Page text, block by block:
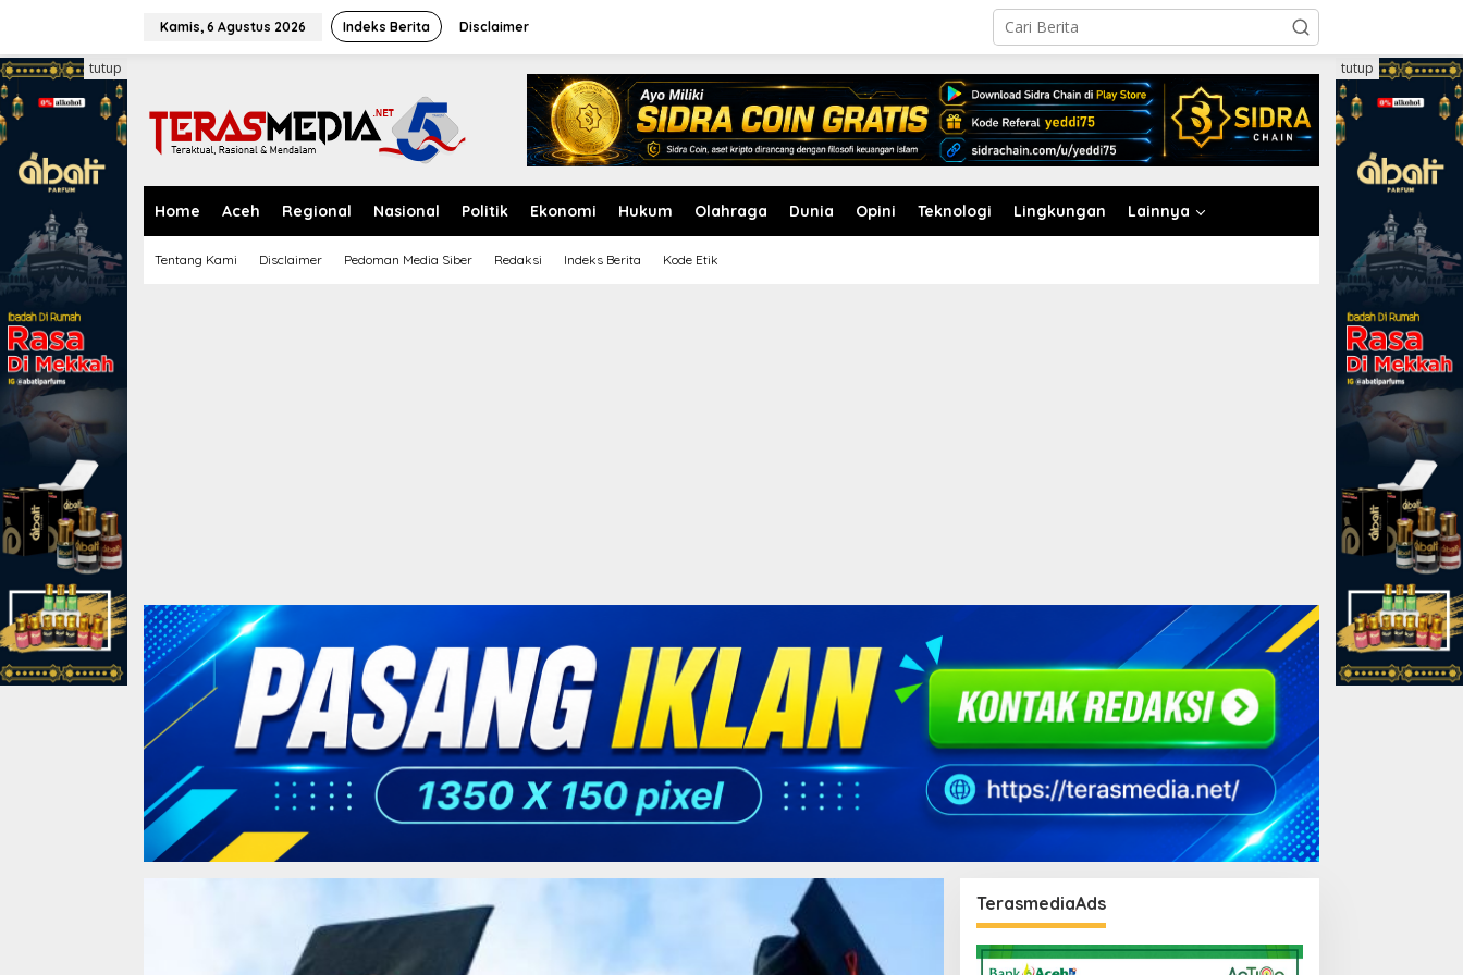
a
t
i
k
e
Kamis, 6 Agustus 2026 Indeks Berita Disclaimer
Home Aceh Regional Nasional Politik Ekonomi Hukum Olahraga Dunia Opini Teknologi Lingkungan Lainnya
Tentang Kami Disclaimer Pedoman Media Siber Redaksi Indeks Berita Kode Etik
tutup tutup
TerasmediaAds